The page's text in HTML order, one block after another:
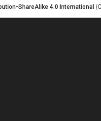
ShareAlike 4.0 International